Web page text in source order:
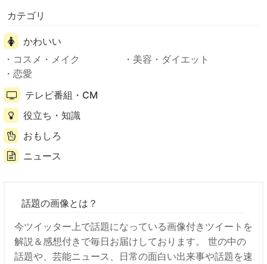
カテゴリ
かわいい
コスメ・メイク
美容・ダイエット
恋愛
テレビ番組・CM
役立ち・知識
おもしろ
ニュース
話題の画像とは？
今ツイッター上で話題になっている画像付きツイートを
解説＆感想付きで毎日お届けしております。 世の中の
話題や、芸能ニュース、日常の面白い出来事や話題を速